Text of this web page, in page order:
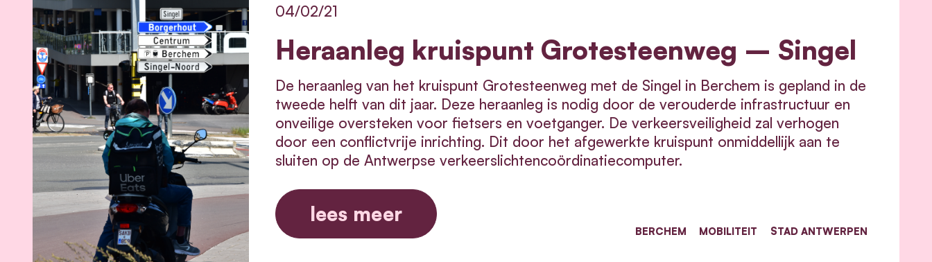
Heraanleg kruispunt Grotesteenweg – Singel
04/02/21
De heraanleg van het kruispunt Grotesteenweg met de Singel in Berchem is gepland in de
tweede helft van dit jaar. Deze heraanleg is nodig door de verouderde infrastructuur en
onveilige oversteken voor fietsers en voetganger. De verkeersveiligheid zal verhogen
door een conflictvrije inrichting. Dit door het afgewerkte kruispunt onmiddellijk aan te
sluiten op de Antwerpse verkeerslichtencoördinatiecomputer.
lees meer
BERCHEM MOBILITEIT STAD ANTWERPEN